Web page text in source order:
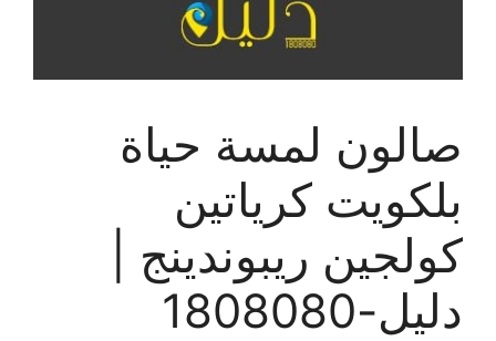
صالون لمسة حياة
بلكويت كرياتين
كولجين ريبوندينج |
دليل-1808080